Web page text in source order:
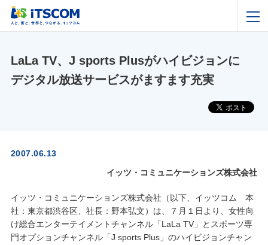
LaLa TV、J sports Plusがハイビジョンに
デジタル放送サービスがますます充実
2007.06.13
イッツ・コミュニケーションズ株式会社
イッツ・コミュニケーションズ株式会社（以下、イッツコム 本
社：東京都渋谷区、社長：野本弘文）は、７月１日より、女性向
け総合エンターテイメントチャンネル「LaLa TV」とスポーツ専
門オプションチャンネル「J sports Plus」のハイビジョンチャン